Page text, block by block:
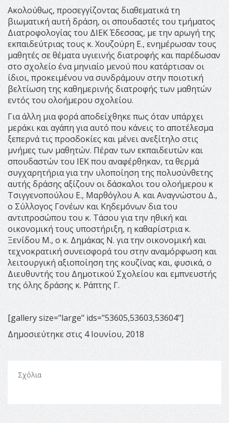
Ακολούθως, προσεγγίζοντας διαθεματικά τη
βιωματική αυτή δράση, οι σπουδαστές του τμήματος
Διατροφολογίας του ΔΙΕΚ Έδεσσας, με την αρωγή της
εκπαιδεύτριας τους κ. Χουζούρη Ε., ενημέρωσαν τους
μαθητές σε θέματα υγιεινής διατροφής και παρέδωσαν
στο σχολείο ένα μηνιαίο μενού που κατάρτισαν οι
ίδιοι, προκειμένου να συνδράμουν στην ποιοτική
βελτίωση της καθημερινής διατροφής των μαθητών
εντός του ολοήμερου σχολείου.
Για άλλη μια φορά αποδείχθηκε πως όταν υπάρχει
μεράκι και αγάπη για αυτό που κάνεις το αποτέλεσμα
ξεπερνά τις προσδοκίες και μένει ανεξίτηλο στις
μνήμες των μαθητών. Πέραν των εκπαιδευτών και
σπουδαστών του ΙΕΚ που αναφέρθηκαν, τα θερμά
συγχαρητήρια για την υλοποίηση της πολυσύνθετης
αυτής δράσης αξίζουν οι δάσκαλοι του ολοήμερου κ
Τσιγγενοπούλου Ε., Μαρθόγλου Α. και Αναγνώστου Δ.,
ο Σύλλογος Γονέων και Κηδεμόνων δια του
αντιπροσώπου του κ. Τάσου για την ηθική και
οικονομική τους υποστήριξη, η καθαρίστρια κ.
Ξενίδου Μ., ο κ. Δημάκας Ν. για την οικονομική και
τεχνοκρατική συνεισφορά του στην αναμόρφωση και
λειτουργική αξιοποίηση της κουζίνας και, φυσικά, ο
Διευθυντής του Δημοτικού Σχολείου και εμπνευστής
της όλης δράσης κ. Ράπτης Γ.
[gallery size="large" ids="53605,53603,53604"]
Δημοσιεύτηκε στις 4 Ιουνίου, 2018
Σχόλια